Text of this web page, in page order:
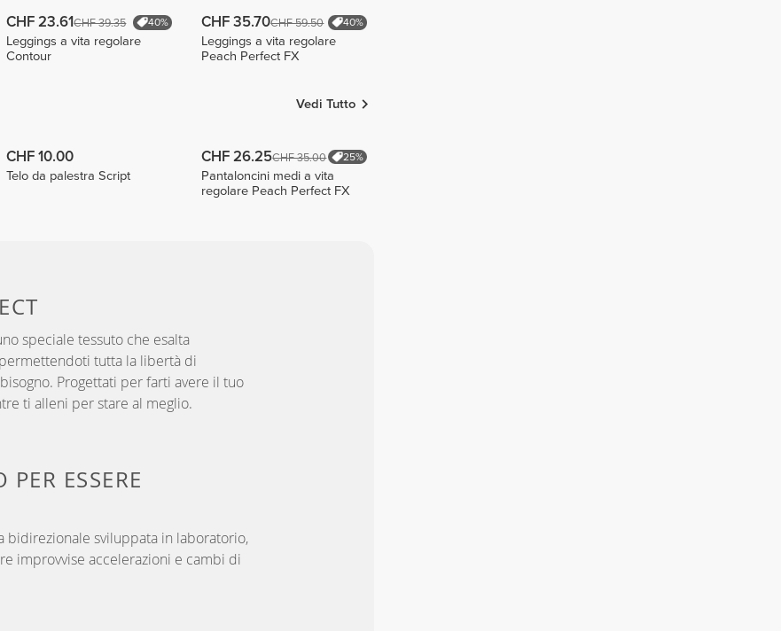
CHF 23.61CHF 39.35 40%
Leggings a vita regolare
Contour
CHF 35.70CHF 59.50 40%
Leggings a vita regolare
Peach Perfect FX
Vedi Tutto
CHF 10.00
Telo da palestra Script
CHF 26.25CHF 35.00 25%
Pantaloncini medi a vita
regolare Peach Perfect FX
speciale tessuto che esalta
tutta la libertà di
Progettati per farti avere il tuo
ti alleni per stare al meglio.
PER ESSERE
bidirezionale sviluppata in laboratorio,
improvvise accelerazioni e cambi di